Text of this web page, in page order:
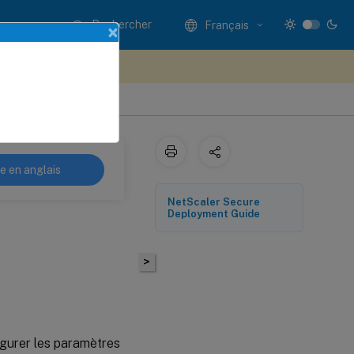
Rechercher Français
en anglais
les paramètres
>
NetScaler Secure
Deployment Guide
×